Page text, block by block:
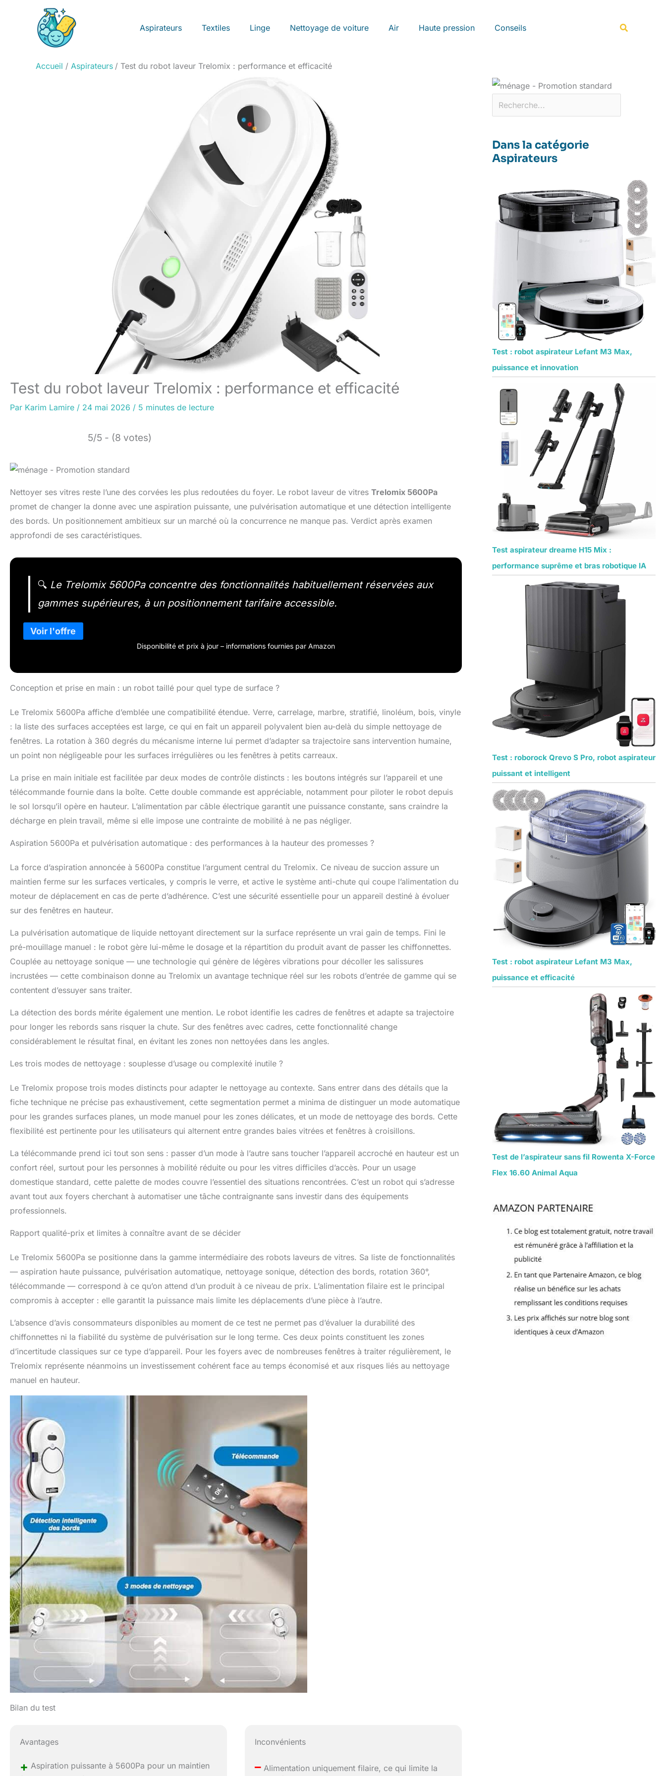
Aspirateurs Textiles Linge Nettoyage de voiture Air Haute pression Conseils
Accueil Aspirateurs Test du robot laveur Trelomix : performance et efficacité
Test du robot laveur Trelomix : performance et efficacité
Par Karim Lamire / 24 mai 2026 / 5 minutes de lecture
5/5 - (8 votes)
Nettoyer ses vitres reste l’une des corvées les plus redoutées du foyer. Le robot laveur de vitres Trelomix 5600Pa
promet de changer la donne avec une aspiration puissante, une pulvérisation automatique et une détection intelligente
des bords. Un positionnement ambitieux sur un marché où la concurrence ne manque pas. Verdict après examen
approfondi de ses caractéristiques.
🔍 Le Trelomix 5600Pa concentre des fonctionnalités habituellement réservées aux
gammes supérieures, à un positionnement tarifaire accessible.
Disponibilité et prix à jour – informations fournies par Amazon
Conception et prise en main : un robot taillé pour quel type de surface ?
Le Trelomix 5600Pa affiche d’emblée une compatibilité étendue. Verre, carrelage, marbre, stratifié, linoléum, bois, vinyle
: la liste des surfaces acceptées est large, ce qui en fait un appareil polyvalent bien au-delà du simple nettoyage de
fenêtres. La rotation à 360 degrés du mécanisme interne lui permet d’adapter sa trajectoire sans intervention humaine,
un point non négligeable pour les surfaces irrégulières ou les fenêtres à petits carreaux.
La prise en main initiale est facilitée par deux modes de contrôle distincts : les boutons intégrés sur l’appareil et une
télécommande fournie dans la boîte. Cette double commande est appréciable, notamment pour piloter le robot depuis
le sol lorsqu’il opère en hauteur. L’alimentation par câble électrique garantit une puissance constante, sans craindre la
décharge en plein travail, même si elle impose une contrainte de mobilité à ne pas négliger.
Aspiration 5600Pa et pulvérisation automatique : des performances à la hauteur des promesses ?
La force d’aspiration annoncée à 5600Pa constitue l’argument central du Trelomix. Ce niveau de succion assure un
maintien ferme sur les surfaces verticales, y compris le verre, et active le système anti-chute qui coupe l’alimentation du
moteur de déplacement en cas de perte d’adhérence. C’est une sécurité essentielle pour un appareil destiné à évoluer
sur des fenêtres en hauteur.
La pulvérisation automatique de liquide nettoyant directement sur la surface représente un vrai gain de temps. Fini le
pré-mouillage manuel : le robot gère lui-même le dosage et la répartition du produit avant de passer les chiffonnettes.
Couplée au nettoyage sonique — une technologie qui génère de légères vibrations pour décoller les salissures
incrustées — cette combinaison donne au Trelomix un avantage technique réel sur les robots d’entrée de gamme qui se
contentent d’essuyer sans traiter.
La détection des bords mérite également une mention. Le robot identifie les cadres de fenêtres et adapte sa trajectoire
pour longer les rebords sans risquer la chute. Sur des fenêtres avec cadres, cette fonctionnalité change
considérablement le résultat final, en évitant les zones non nettoyées dans les angles.
Les trois modes de nettoyage : souplesse d’usage ou complexité inutile ?
Le Trelomix propose trois modes distincts pour adapter le nettoyage au contexte. Sans entrer dans des détails que la
fiche technique ne précise pas exhaustivement, cette segmentation permet a minima de distinguer un mode automatique
pour les grandes surfaces planes, un mode manuel pour les zones délicates, et un mode de nettoyage des bords. Cette
flexibilité est pertinente pour les utilisateurs qui alternent entre grandes baies vitrées et fenêtres à croisillons.
La télécommande prend ici tout son sens : passer d’un mode à l’autre sans toucher l’appareil accroché en hauteur est un
confort réel, surtout pour les personnes à mobilité réduite ou pour les vitres difficiles d’accès. Pour un usage
domestique standard, cette palette de modes couvre l’essentiel des situations rencontrées. C’est un robot qui s’adresse
avant tout aux foyers cherchant à automatiser une tâche contraignante sans investir dans des équipements
professionnels.
Rapport qualité-prix et limites à connaître avant de se décider
Le Trelomix 5600Pa se positionne dans la gamme intermédiaire des robots laveurs de vitres. Sa liste de fonctionnalités
— aspiration haute puissance, pulvérisation automatique, nettoyage sonique, détection des bords, rotation 360°,
télécommande — correspond à ce qu’on attend d’un produit à ce niveau de prix. L’alimentation filaire est le principal
compromis à accepter : elle garantit la puissance mais limite les déplacements d’une pièce à l’autre.
L’absence d’avis consommateurs disponibles au moment de ce test ne permet pas d’évaluer la durabilité des
chiffonnettes ni la fiabilité du système de pulvérisation sur le long terme. Ces deux points constituent les zones
d’incertitude classiques sur ce type d’appareil. Pour les foyers avec de nombreuses fenêtres à traiter régulièrement, le
Trelomix représente néanmoins un investissement cohérent face au temps économisé et aux risques liés au nettoyage
manuel en hauteur.
Bilan du test
Avantages
+ Aspiration puissante à 5600Pa pour un maintien
Inconvénients
– Alimentation uniquement filaire, ce qui limite la
Dans la catégorie
Aspirateurs
Test : robot aspirateur Lefant M3 Max,
puissance et innovation
Test aspirateur dreame H15 Mix :
performance suprême et bras robotique IA
Test : roborock Qrevo S Pro, robot aspirateur
puissant et intelligent
Test : robot aspirateur Lefant M3 Max,
puissance et efficacité
Test de l’aspirateur sans fil Rowenta X-Force
Flex 16.60 Animal Aqua